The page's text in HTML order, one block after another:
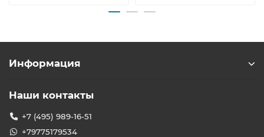
Информация
Наши контакты
+7 (495) 989-16-51
+79775179534